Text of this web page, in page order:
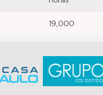
19,000